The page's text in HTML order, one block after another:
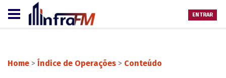
ENTRAR
Home > Índice de Operações > Conteúdo